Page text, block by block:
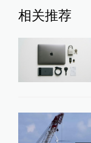
相关推荐